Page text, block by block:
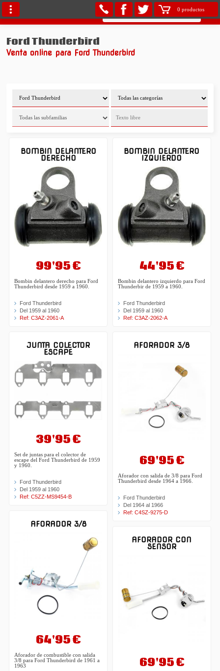
0 productos
Ford Thunderbird
Venta online para Ford Thunderbird
BOMBIN DELANTERO
DERECHO
99'95 €
Bombin delantero derecho para Ford
Thunderbird desde 1959 a 1960.
Ford Thunderbird
Del 1959 al 1960
Ref: C3AZ-2061-A
JUNTA COLECTOR
ESCAPE
39'95 €
Set de juntas para el colector de
escape del Ford Thunderbird de 1959
y 1960.
Ford Thunderbird
Del 1959 al 1960
Ref: C5ZZ-MS9454-B
AFORADOR 3/8
64'95 €
Aforador de combustible con salida
3/8 para Ford Thunderbird de 1961 a
1963
BOMBIN DELANTERO
IZQUIERDO
44'95 €
Bombin delantero izquierdo para Ford
Thunderbir de 1959 a 1960.
Ford Thunderbird
Del 1959 al 1960
Ref: C3AZ-2062-A
AFORADOR 3/8
69'95 €
Aforador con salida de 3/8 para Ford
Thunderbird desde 1964 a 1966.
Ford Thunderbird
Del 1964 al 1966
Ref: C4SZ-9275-D
AFORADOR CON
SENSOR
69'95 €